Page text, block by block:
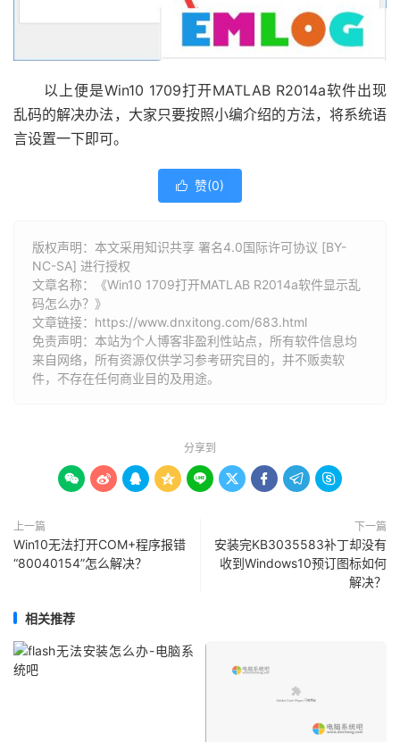
以上便是Win10 1709打开MATLAB R2014a软件出现
乱码的解决办法，大家只要按照小编介绍的方法，将系统语
言设置一下即可。
 赞(0)
版权声明：本文采用知识共享 署名4.0国际许可协议 [BY-
NC-SA] 进行授权
文章名称：《Win10 1709打开MATLAB R2014a软件显示乱
码怎么办？》
文章链接： https://www.dnxitong.com/683.html
免责声明：本站为个人博客非盈利性站点，所有软件信息均
来自网络，所有资源仅供学习参考研究目的，并不贩卖软
件，不存在任何商业目的及用途。
分享到
        
上一篇
Win10无法打开COM+程序报错
“80040154”怎么解决？
下一篇
安装完KB3035583补丁却没有
收到Windows10预订图标如何
解决？
相关推荐